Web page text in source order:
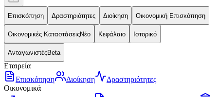
Επισκόπηση Δραστηριότητες Διοίκηση Οικονομική Επισκόπηση
Οικονομικές ΚαταστάσειςΝέο Κεφάλαιο Ιστορικό
ΑνταγωνιστέςBeta
Εταιρεία
Επισκόπηση
Διοίκηση
Δραστηριότητες
Οικονομικά